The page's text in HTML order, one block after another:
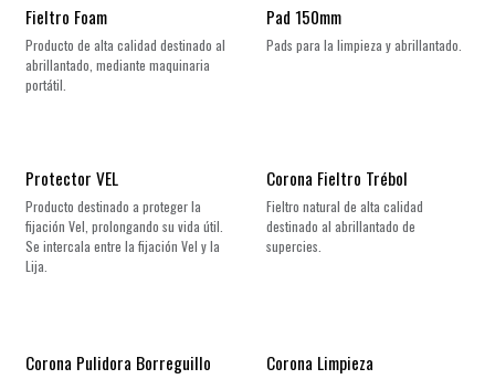
Fieltro Foam
Producto de alta calidad destinado al
abrillantado, mediante maquinaria
portátil.
Pad 150mm
Pads para la limpieza y abrillantado.
Protector VEL
Producto destinado a proteger la
fijación Vel, prolongando su vida útil.
Se intercala entre la fijación Vel y la
Lija.
Corona Fieltro Trébol
Fieltro natural de alta calidad
destinado al abrillantado de
supercies.
Corona Pulidora Borreguillo Corona Limpieza